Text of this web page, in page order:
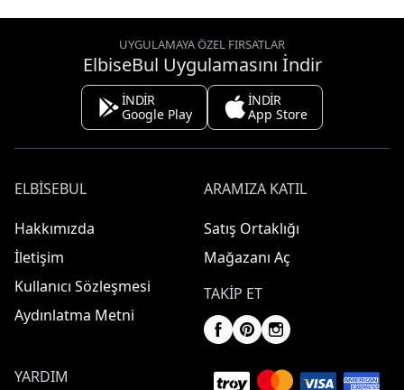
UYGULAMAYA ÖZEL FIRSATLAR
ElbiseBul Uygulamasını İndir
İNDİR
Google Play
İNDİR
App Store
ELBISEBUL
Hakkımızda
İletişim
Kullanıcı Sözleşmesi
Aydınlatma Metni
ARAMIZA KATIL
Satış Ortaklığı
Mağazanı Aç
TAKIP ET
YARDIM